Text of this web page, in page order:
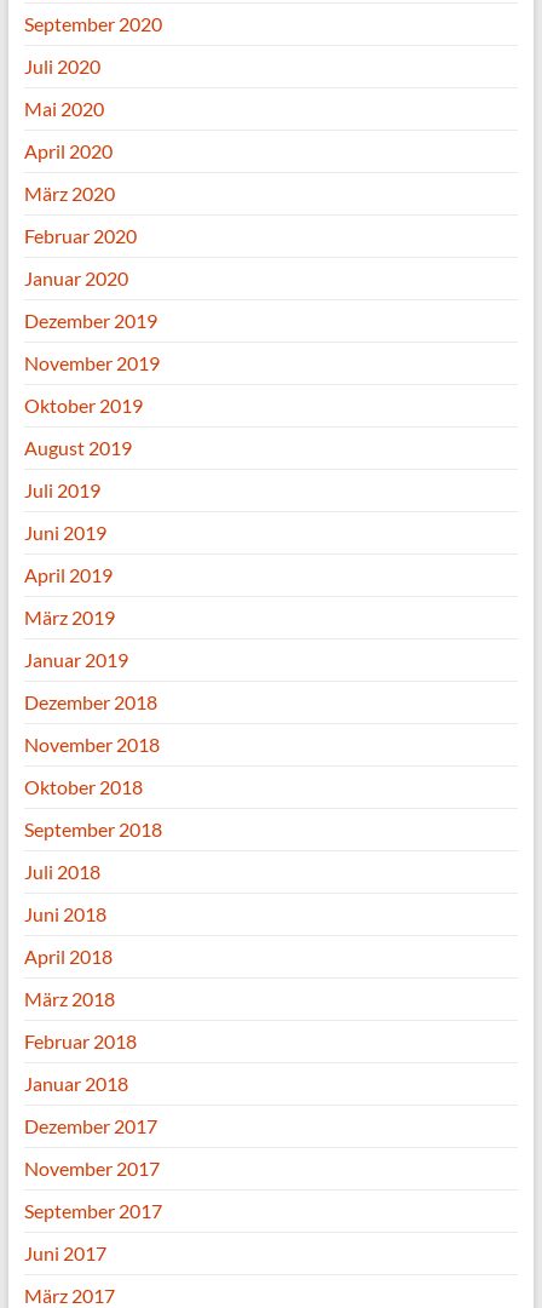
September 2020
Juli 2020
Mai 2020
April 2020
März 2020
Februar 2020
Januar 2020
Dezember 2019
November 2019
Oktober 2019
August 2019
Juli 2019
Juni 2019
April 2019
März 2019
Januar 2019
Dezember 2018
November 2018
Oktober 2018
September 2018
Juli 2018
Juni 2018
April 2018
März 2018
Februar 2018
Januar 2018
Dezember 2017
November 2017
September 2017
Juni 2017
März 2017